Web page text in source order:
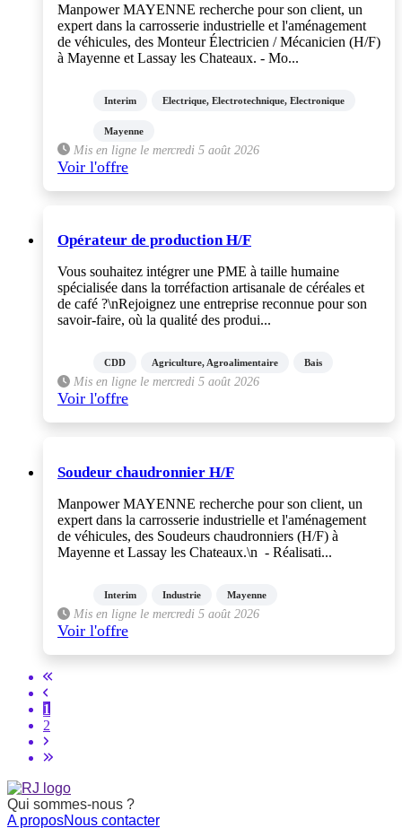
Manpower MAYENNE recherche pour son client, un
expert dans la carrosserie industrielle et l'aménagement
de véhicules, des Monteur Électricien / Mécanicien (H/F)
à Mayenne et Lassay les Chateaux. - Mo...
Interim Electrique, Electrotechnique, Electronique
Mayenne
Mis en ligne le mercredi 5 août 2026
Voir l'offre
Opérateur de production H/F
Vous souhaitez intégrer une PME à taille humaine
spécialisée dans la torréfaction artisanale de céréales et
de café ?\nRejoignez une entreprise reconnue pour son
savoir-faire, où la qualité des produi...
CDD Agriculture, Agroalimentaire Bais
Mis en ligne le mercredi 5 août 2026
Voir l'offre
Soudeur chaudronnier H/F
Manpower MAYENNE recherche pour son client, un
expert dans la carrosserie industrielle et l'aménagement
de véhicules, des Soudeurs chaudronniers (H/F) à
Mayenne et Lassay les Chateaux.\n - Réalisati...
Interim Industrie Mayenne
Mis en ligne le mercredi 5 août 2026
Voir l'offre
1
2
Qui sommes-nous ?
A proposNous contacter